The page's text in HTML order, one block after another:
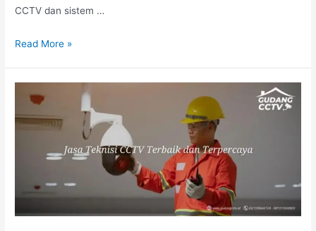
CCTV dan sistem …
Read More »